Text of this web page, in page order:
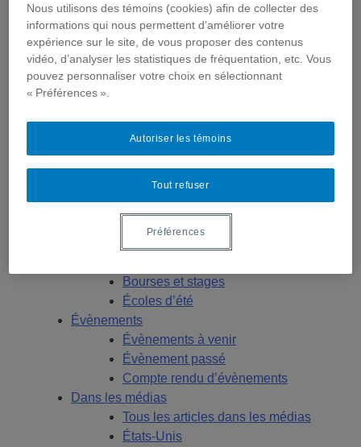
États-Unis
Centre FrancoPaix
Géopolitique
Moyen-Orient et Afrique du Nord
États-Unis
Centre FrancoPaix
Géopolitique
Moyen-Orient et Afrique du Nord
Bourses et stages
Écoles d’été
Évènements
Évènements à venir
Évènement passé
Compte rendu d’évènements
Dans les médias
Tous les articles dans les médias
États-Unis
Nous utilisons des témoins (cookies) afin de collecter des
informations qui nous permettent d’améliorer votre
expérience sur le site, de vous proposer des contenus
vidéo, d’analyser les statistiques de fréquentation, etc. Vous
pouvez personnaliser votre choix en sélectionnant
« Préférences ».
Tout refuser
Autoriser les témoins
Préférences